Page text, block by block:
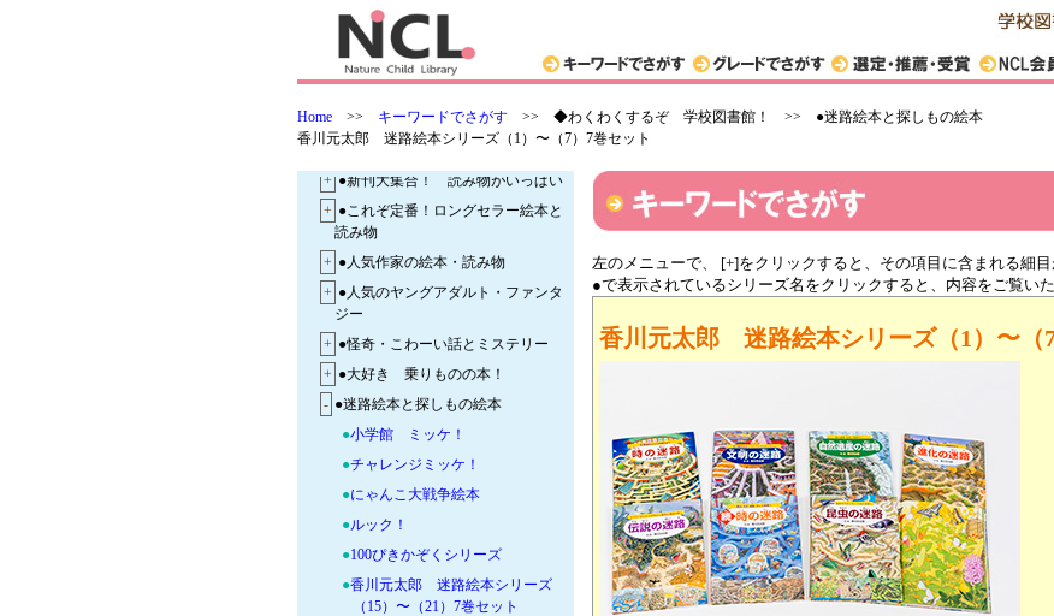
Home >> キーワードでさがす >> ◆わくわくするぞ 学校図書館！ >> ●迷路絵本と探しもの絵本
香川元太郎 迷路絵本シリーズ（1）〜（7）7巻セット
NCLグレード別特選セット
◆つなぐ つたえる 学校図書館
- ◆わくわくするぞ 学校図書館！
+
●映画化・TV化 話題の本
+ ●新刊大集合！ 絵本がいっぱい
+ ●新刊大集合！ 読み物がいっぱい
+ ●これぞ定番！ロングセラー絵本と
読み物
+ ●人気作家の絵本・読み物
+ ●人気のヤングアダルト・ファンタ
ジー
+ ●怪奇・こわーい話とミステリー
+ ●大好き 乗りものの本！
- ●迷路絵本と探しもの絵本
●小学館 ミッケ！
●チャレンジミッケ！
●にゃんこ大戦争絵本
●ルック！
●100ぴきかぞくシリーズ
●香川元太郎 迷路絵本シリーズ
（15）〜（21）7巻セット
左のメニューで、 [+]をクリックすると、その項目に含まれる細目
●で表示されているシリーズ名をクリックすると、内容をご覧いた
香川元太郎 迷路絵本シリーズ（1）〜（